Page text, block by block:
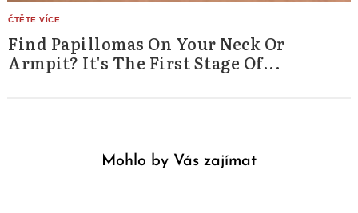
Find Papillomas On Your Neck Or
Armpit? It's The First Stage Of...
Mohlo by Vás zajímat